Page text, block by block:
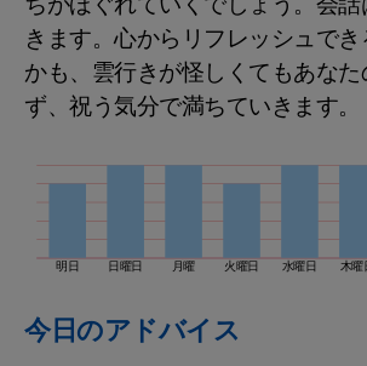
明日 日曜日 月曜 火曜日 水曜日 木曜
きます。心からリフレッシュで
かも、雲行きが怪しくてもあな
ず、祝う気分で満ちていきます。
今日のアドバイス